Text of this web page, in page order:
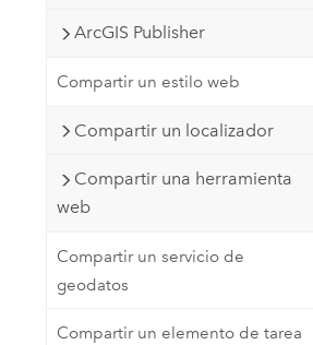
ArcGIS Publisher
Compartir un estilo web
Compartir un localizador
Compartir una herramienta
web
Compartir un servicio de
geodatos
Compartir un elemento de tarea